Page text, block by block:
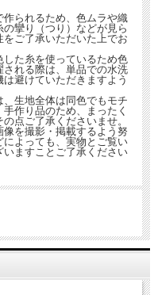
作られるため、色ムラや織
攣り（つり）などが見ら
ご了承いただいた上でお
した糸を使っているため色
れる際は、単品での水洗
避けていただきますよう
、生地全体は同色でもモチ
作り品のため、まったく
点ご了承くださいませ。
像を撮影・掲載するよう努
よっても、実物とご覧い
ますことご了承ください